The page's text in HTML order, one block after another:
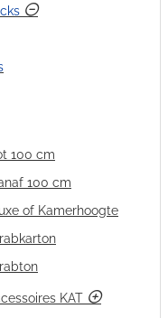
100 cm
100 cm
of Kamerhoogte
KAT